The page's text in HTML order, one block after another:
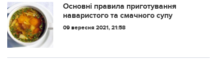
Основні правила приготування
наваристого та смачного супу
09 вересня 2021, 21:58